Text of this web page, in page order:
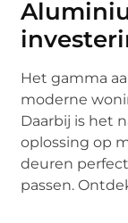
Het gamma
moderne
Daarbij is het
oplossing op
deuren
passen.